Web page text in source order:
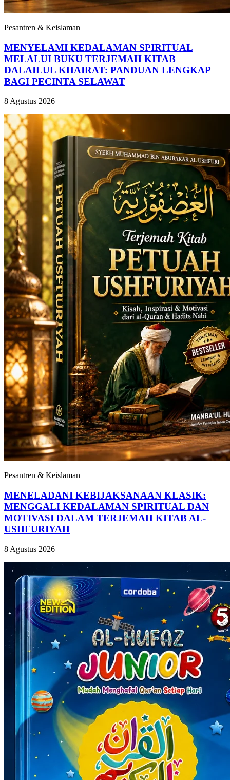
Pesantren & Keislaman
MENYELAMI KEDALAMAN SPIRITUAL
MELALUI BUKU TERJEMAH KITAB
DALAILUL KHAIRAT: PANDUAN LENGKAP
BAGI PECINTA SELAWAT
8 Agustus 2026
Pesantren & Keislaman
MENELADANI KEBIJAKSANAAN KLASIK:
MENGGALI KEDALAMAN SPIRITUAL DAN
MOTIVASI DALAM TERJEMAH KITAB AL-
USHFURIYAH
8 Agustus 2026